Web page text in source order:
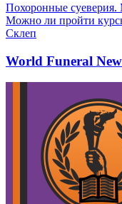
Похоронные
Можно ли пройти
Склеп
World Funeral